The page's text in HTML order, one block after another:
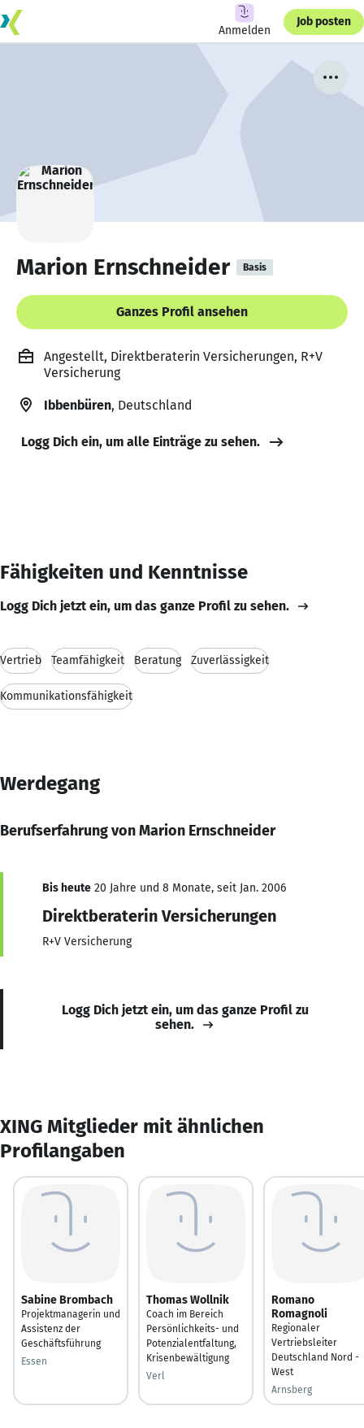
Anmelden
Job posten
Marion Ernschneider Basis
Ganzes Profil ansehen
Angestellt, Direktberaterin Versicherungen, R+V
Versicherung
Ibbenbüren, Deutschland
Logg Dich ein, um alle Einträge zu sehen.
Fähigkeiten und Kenntnisse
Logg Dich jetzt ein, um das ganze Profil zu sehen.
Vertrieb Teamfähigkeit Beratung Zuverlässigkeit
Kommunikationsfähigkeit
Werdegang
Berufserfahrung von Marion Ernschneider
Bis heute 20 Jahre und 8 Monate, seit Jan. 2006
Direktberaterin Versicherungen
R+V Versicherung
Logg Dich jetzt ein, um das ganze Profil zu
sehen.
XING Mitglieder mit ähnlichen
Profilangaben
Sabine Brombach
Projektmanagerin und
Assistenz der
Geschäftsführung
Essen
Thomas Wollnik
Coach im Bereich
Persönlichkeits- und
Potenzialentfaltung,
Krisenbewältigung
Verl
Romano
Romagnoli
Regionaler
Vertriebsleiter
Deutschland Nord -
West
Arnsberg